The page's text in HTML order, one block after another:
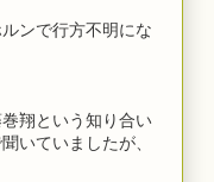
ンで行方不明にな
翔という知り合い
いていましたが、